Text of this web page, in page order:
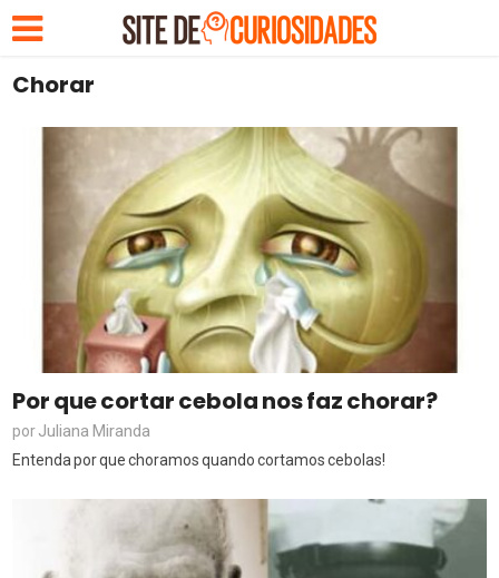
Chorar
Por que cortar cebola nos faz chorar?
porJuliana Miranda
Entenda por que choramos quando cortamos cebolas!